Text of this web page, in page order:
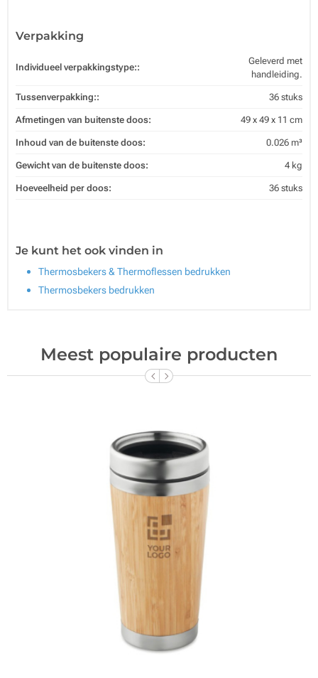
Verpakking
Individueel verpakkingstype::
Geleverd met
handleiding.
Tussenverpakking:: 36 stuks
Afmetingen van buitenste doos: 49 x 49 x 11 cm
Inhoud van de buitenste doos: 0.026 m³
Gewicht van de buitenste doos: 4 kg
Hoeveelheid per doos: 36 stuks
Je kunt het ook vinden in
Thermosbekers & Thermoflessen bedrukken
Thermosbekers bedrukken
Meest populaire producten